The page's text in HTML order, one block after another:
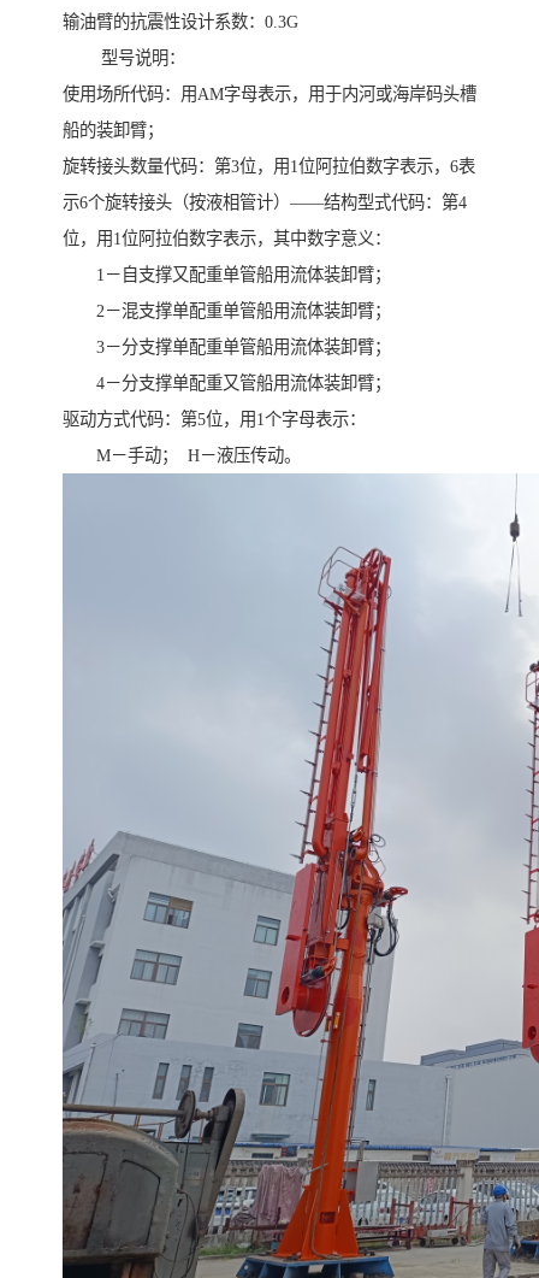
输油臂的抗震性设计系数：0.3G
型号说明：
使用场所代码：用AM字母表示，用于内河或海岸码头槽
船的装卸臂；
旋转接头数量代码：第3位，用1位阿拉伯数字表示，6表
示6个旋转接头（按液相管计）——结构型式代码：第4
位，用1位阿拉伯数字表示，其中数字意义：
1－自支撑又配重单管船用流体装卸臂；
2－混支撑单配重单管船用流体装卸臂；
3－分支撑单配重单管船用流体装卸臂；
4－分支撑单配重又管船用流体装卸臂；
驱动方式代码：第5位，用1个字母表示：
M－手动； H－液压传动。